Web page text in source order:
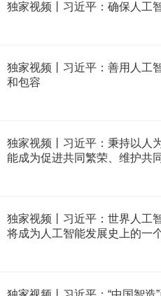
独家视频丨习近平：确保人工
独家视频丨习近平：善用人工
和包容
独家视频丨习近平：秉持以人
能成为促进共同繁荣、维护共
独家视频丨习近平：世界人工
将成为人工智能发展史上的一